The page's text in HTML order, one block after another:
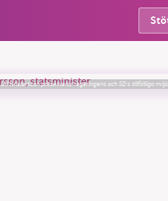
Ulf Kristersson presenterar regeringens och SD:s tillfälliga